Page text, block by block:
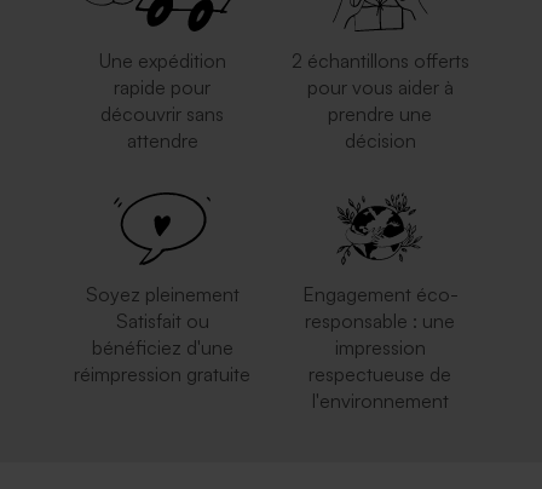
Une expédition
rapide pour
découvrir sans
attendre
2 échantillons offerts
pour vous aider à
prendre une
décision
Soyez pleinement
Satisfait ou
bénéficiez d'une
réimpression gratuite
Engagement éco-
responsable : une
impression
respectueuse de
l'environnement